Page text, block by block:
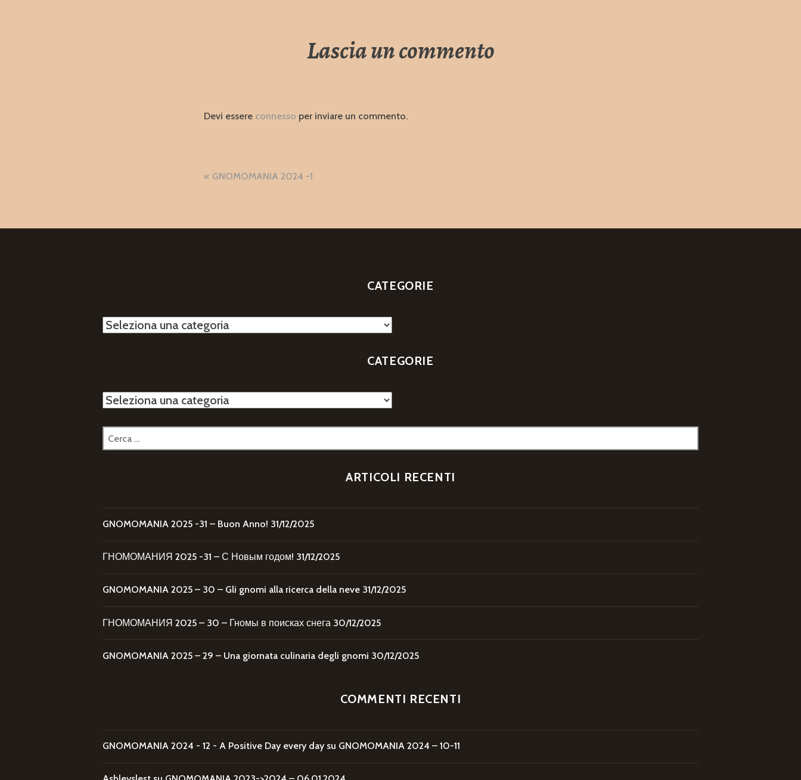
Lascia un commento
Devi essere connesso per inviare un commento.
Navigazione
GNOMOMANIA 2024 -1
CATEGORIE
Categorie
CATEGORIE
Categorie
Ricerca
per:
ARTICOLI RECENTI
GNOMOMANIA 2025 -31 – Buon Anno! 31/12/2025
ГНОМОМАНИЯ 2025 -31 – С Новым годом! 31/12/2025
GNOMOMANIA 2025 – 30 – Gli gnomi alla ricerca della neve 31/12/2025
ГНОМОМАНИЯ 2025 – 30 – Гномы в поисках снега 30/12/2025
GNOMOMANIA 2025 – 29 – Una giornata culinaria degli gnomi 30/12/2025
COMMENTI RECENTI
GNOMOMANIA 2024 - 12 - A Positive Day every day su GNOMOMANIA 2024 – 10-11